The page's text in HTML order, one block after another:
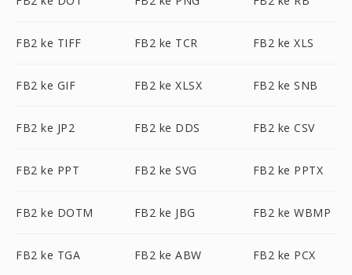
FB2 ke TIFF FB2 ke TCR FB2 ke XLS
FB2 ke GIF FB2 ke XLSX FB2 ke SNB
FB2 ke JP2 FB2 ke DDS FB2 ke CSV
FB2 ke PPT FB2 ke SVG FB2 ke PPTX
FB2 ke DOTM FB2 ke JBG FB2 ke WBMP
FB2 ke TGA FB2 ke ABW FB2 ke PCX